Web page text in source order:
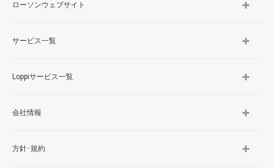
ローソンウェブサイト
サービス一覧
Loppiサービス一覧
会社情報
方針･規約